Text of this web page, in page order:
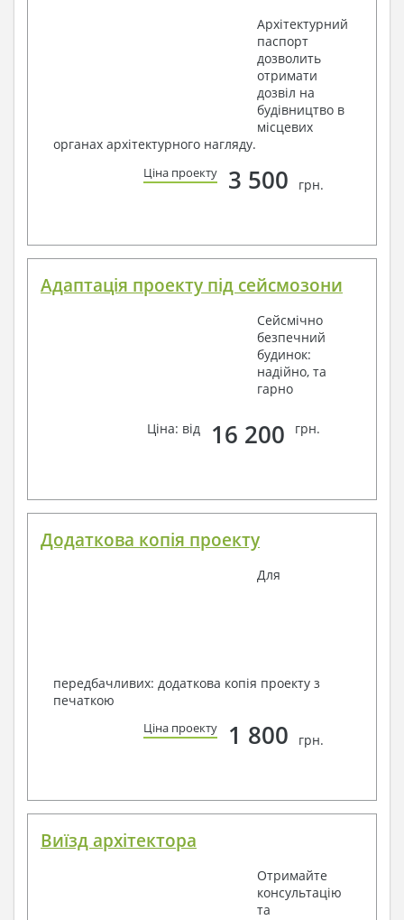
Архітектурний
паспорт
дозволить
отримати
дозвіл на
будівництво в
місцевих
органах архітектурного нагляду.
Ціна проекту 3 500 грн.
Адаптація проекту під сейсмозони
Сейсмічно
безпечний
будинок:
надійно, та
гарно
Ціна: від 16 200 грн.
Додаткова копія проекту
Для
передбачливих: додаткова копія проекту з
печаткою
Ціна проекту 1 800 грн.
Виїзд архітектора
Отримайте
консультацію
та